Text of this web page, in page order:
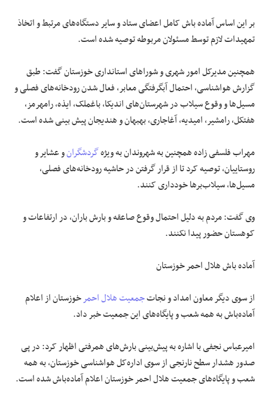
بر این اساس آمادهباشکامل اعضای ستاد و سایر دستگاه‌های مرتبط و اتخاذ
تمهیدات لازم توسط مسئولان مربوطه توصیه شده است.
همچنین مدیرکل امور شهری و شوراهای استانداری خوزستان گفت: طبق
گزارش هواشناسی، احتمالآبگرفتگیمعابر، فعال شدن رودخانه‌های فصلی و
مسیل‌ها و وقوع سیلاب در شهرستان‌هایاندیکا،باغملک، ایذه، رامهرمز،
هفتکل،رامشیر، امیدیه،آغاجاری، بهبهان و هندیجان پیش بینی شده است.
مهراب فلسفی زاده همچنین به شهروندان به ویژهگردشگرانو عشایر و
روستاییان، توصیه کرد تا از قرار گرفتن در حاشیه رودخانه‌های فصلی،
مسیل‌ها،سیلاب‌برهاخودداری کنند.
وی گفت: مردم به دلیل احتمال وقوع صاعقه و بارش باران، در ارتفاعات و
کوهستان حضور پیدا نکنند.
آمادهباشهلال احمر خوزستان
از سوی دیگر معاون امداد و نجاتجمعیت هلال احمرخوزستان از اعلام
آماده‌باش به همه شعب و پایگاه‌های این جمعیت خبر داد.
امیرعباس نجفی با اشاره به پیش‌بینی بارش‌های همرفتی اظهار کرد: در پی
صدور هشدار سطح نارنجی از سوی اداره‌کل هواشناسی خوزستان، به همه
شعب و پایگاه‌های جمعیت هلال احمر خوزستان اعلام آماده‌باش شده است.